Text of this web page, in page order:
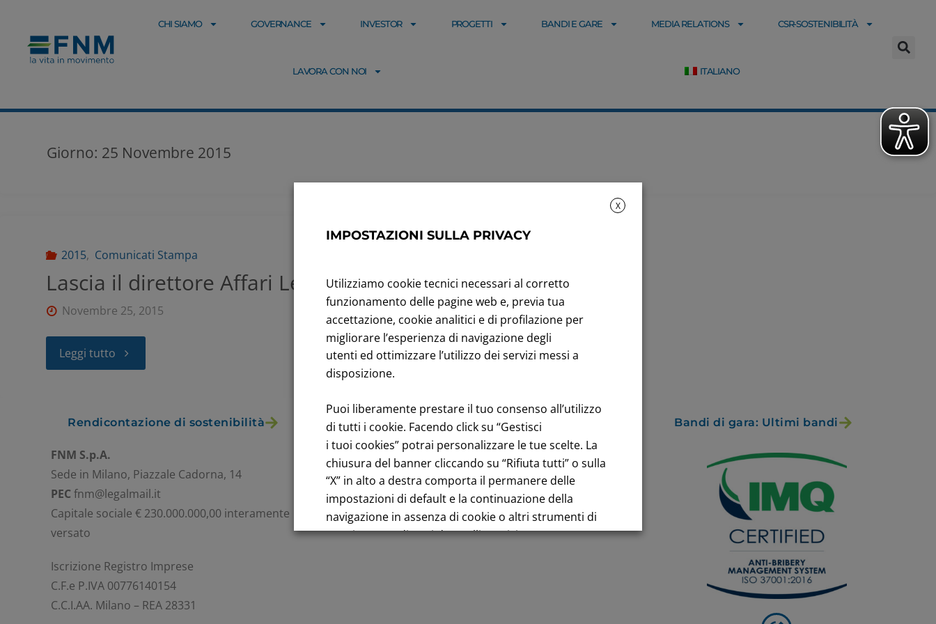
CHI SIAMO GOVERNANCE INVESTOR PROGETTI BANDI E GARE MEDIA RELATIONS CSR-SOSTENIBILITÀ
LAVORA CON NOI ITALIANO
Giorno: 25 Novembre 2015
2015, Comunicati Stampa
Lascia il direttore Affari Legali
Novembre 25, 2015
Leggi tutto
Rendicontazione di sostenibilità Andamento titolo: Il titolo in Borsa Bandi di gara: Ultimi bandi
FNM S.p.A.
Sede in Milano, Piazzale Cadorna, 14
PECfnm@legalmail.it
Capitale sociale € 230.000.000,00 interamente
versato
Iscrizione Registro Imprese
C.F.e P.IVA 00776140154
C.C.I.AA. Milano – REA 28331
Italiano
X
IMPOSTAZIONI SULLA PRIVACY
Utilizziamo cookie tecnici necessari al corretto
funzionamento delle pagine web e, previa tua
accettazione, cookie analitici e di profilazione per
migliorare l’esperienza di navigazione degli
utenti ed ottimizzare l’utilizzo dei servizi messi a
disposizione.
Puoi liberamente prestare il tuo consenso all’utilizzo
di tutti i cookie. Facendo click su “Gestisci
i tuoi cookies” potrai personalizzare le tue scelte. La
chiusura del banner cliccando su “Rifiuta tutti” o sulla
“X” in alto a destra comporta il permanere delle
impostazioni di default e la continuazione della
navigazione in assenza di cookie o altri strumenti di
tracciamento diversi da quelli tecnici.